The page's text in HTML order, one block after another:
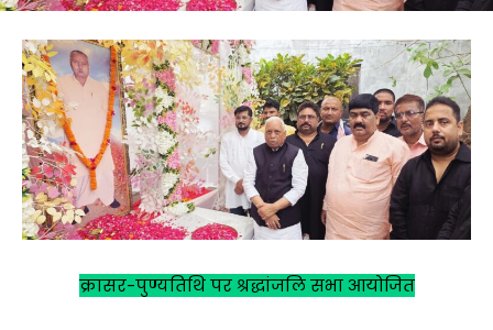
क्रासर-पुण्यतिथि पर श्रद्धांजलि सभा आयोजित